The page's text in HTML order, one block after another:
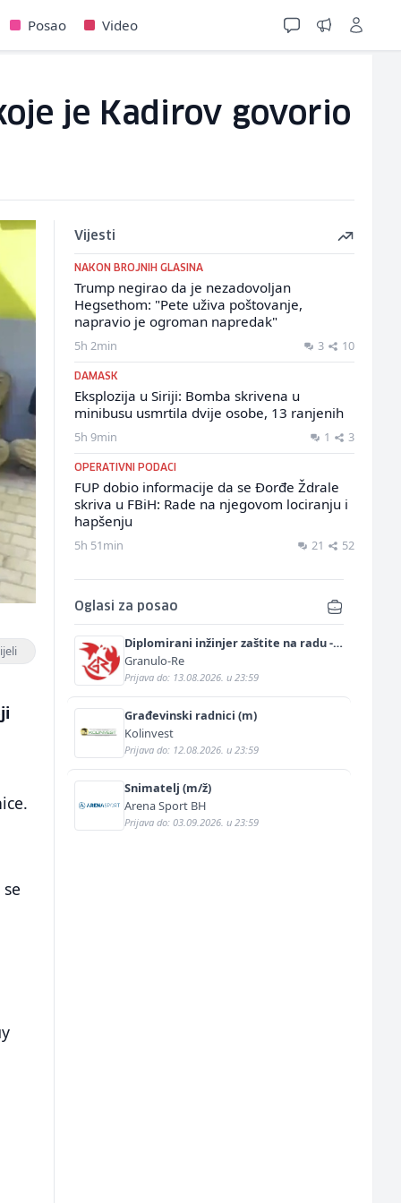
Posao Video
je Kadirov govorio
Vijesti
NAKON BROJNIH GLASINA
Trump negirao da je nezadovoljan
Hegsethom: "Pete uživa poštovanje,
napravio je ogroman napredak"
5h 2min 3 10
DAMASK
Eksplozija u Siriji: Bomba skrivena u
minibusu usmrtila dvije osobe, 13 ranjenih
5h 9min 1 3
OPERATIVNI PODACI
FUP dobio informacije da se Đorđe Ždrale
skriva u FBiH: Rade na njegovom lociranju i
hapšenju
5h 51min 21 52
Oglasi za posao
Diplomirani inžinjer zaštite na radu -
Bachelor inžinjer sigurnosti i pomoći
(m/ž)
Granulo-Re
Prijava do: 13.08.2026. u 23:59
Građevinski radnici (m)
Kolinvest
Prijava do: 12.08.2026. u 23:59
Snimatelj (m/ž)
Arena Sport BH
Prijava do: 03.09.2026. u 23:59